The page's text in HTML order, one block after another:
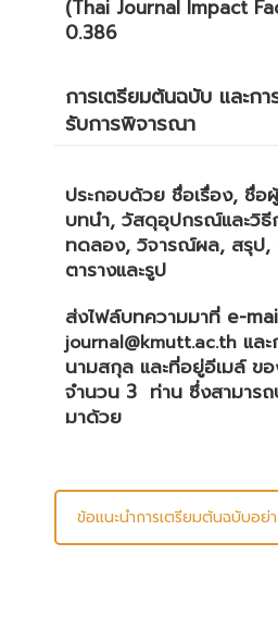
(Thai Journal Impact
0.386
การเตรียมต้นฉบับ และก
รับการพิจารณา
ประกอบด้วย ชื่อเรื่อง, ชื่
บทนำ, วัสดุอุปกรณ์และวิธี
ทดลอง, วิจารณ์ผล, สรุป,
ตารางและรูป
ส่งไฟล์บทความมาที่ e-
journal@kmutt.ac.th แล
นามสกุล และที่อยู่อีเมล์
จำนวน 3 ท่าน ซึ่งสามารถ
มาด้วย
ข้อแนะนำการเตรียมต้นฉบับอย่